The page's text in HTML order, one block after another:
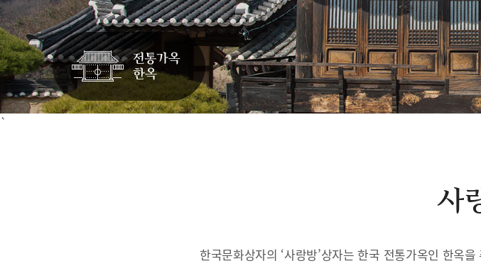
`
사
한국문화상자의 ‘사랑방’상자는 한국 전통가옥인 한옥